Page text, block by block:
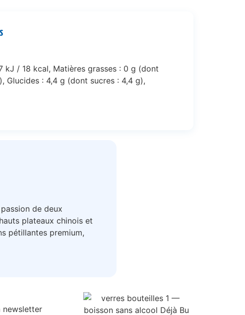
kJ / 18 kcal, Matières grasses : 0 g (dont
Glucides : 4,4 g (dont sucres : 4,4 g),
de deux
plateaux chinois et
pétillantes premium,
newsletter